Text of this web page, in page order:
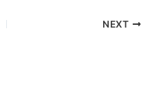
NEXT